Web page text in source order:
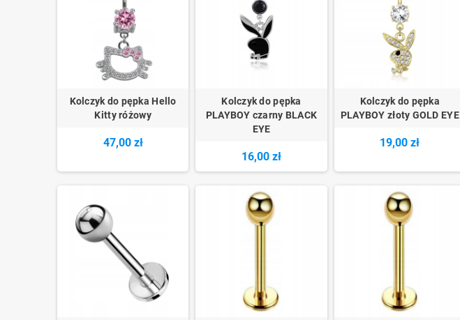
Kolczyk do pępka Hello
Kitty różowy
47,00 zł
Kolczyk do pępka
PLAYBOY czarny BLACK
EYE
16,00 zł
Kolczyk do pępka
PLAYBOY złoty GOLD EYE
19,00 zł